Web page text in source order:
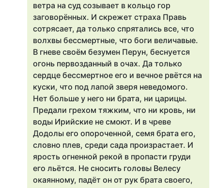
ветра на суд созывает в кольцо гор
заговорённых. И скрежет страха Правь
сотрясает, да только спрятались все, что
волхвы бессмертные, что боги величавые.
В гневе своём безумен Перун, беснуется
огонь первозданный в очах. Да только
сердце бессмертное его и вечное рвётся на
куски, что под лапой зверя неведомого.
Нет больше у него ни брата, ни царицы.
Предали грехом тяжким, что ни кровь, ни
воды Ирийские не смоют. И в чреве
Додолы его опороченной, семя брата его,
словно плев, среди сада произрастает. И
ярость огненной рекой в пропасти груди
его льётся. Не сносить головы Велесу
окаянному, падёт он от рук брата своего,